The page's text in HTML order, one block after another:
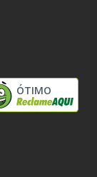
ÓTIMO